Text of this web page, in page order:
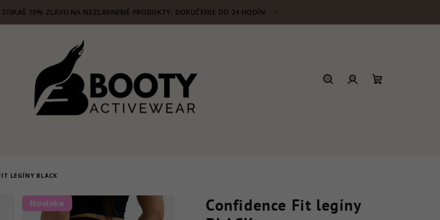
10% ZĽAVU NA NEZĽAVNENÉ PRODUKTY. DORUČENIE DO 24 HODÍN.
LEGÍNY BLACK
Confidence Fit legíny
Novinka